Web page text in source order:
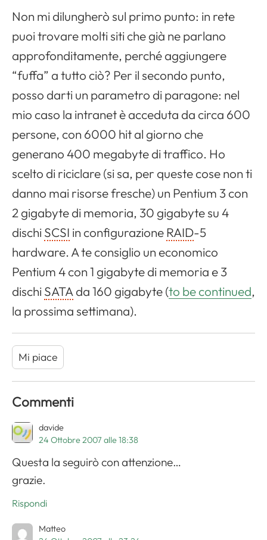
Non mi dilungherò sul primo punto: in rete
puoi trovare molti siti che già ne parlano
approfonditamente, perché aggiungere
“fuffa” a tutto ciò? Per il secondo punto,
posso darti un parametro di paragone: nel
mio caso la intranet è acceduta da circa 600
persone, con 6000 hital giorno che
generano 400 megabytedi traffico. Ho
scelto di riciclare (si sa, per queste cose non ti
danno mai risorse fresche) un Pentium 3 con
2 gigabytedi memoria, 30 gigabytesu 4
dischi SCSI in configurazioneRAID-5
hardware. A te consiglio un economico
Pentium 4 con 1 gigabytedi memoria e 3
dischi SATA da 160 gigabyte(to be continued,
la prossima settimana).
Mi piace
Commenti
davide
24 Ottobre 2007 alle 18:38
Questa la seguirò con attenzione…
grazie.
Rispondi
Matteo